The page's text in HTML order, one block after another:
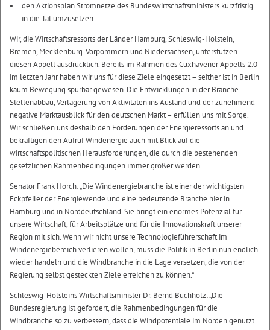
den Aktionsplan Stromnetze des Bundeswirtschaftsministers kurzfristig
in die Tat umzusetzen.
Wir, die Wirtschaftsressorts der Länder Hamburg, Schleswig-Holstein,
Bremen, Mecklenburg-Vorpommern und Niedersachsen, unterstützen
diesen Appell ausdrücklich. Bereits im Rahmen des Cuxhavener Appells 2.0
im letzten Jahr haben wir uns für diese Ziele eingesetzt – seither ist in Berlin
kaum Bewegung spürbar gewesen. Die Entwicklungen in der Branche –
Stellenabbau, Verlagerung von Aktivitäten ins Ausland und der zunehmend
negative Marktausblick für den deutschen Markt – erfüllen uns mit Sorge.
Wir schließen uns deshalb den Forderungen der Energieressorts an und
bekräftigen den Aufruf Windenergie auch mit Blick auf die
wirtschaftspolitischen Herausforderungen, die durch die bestehenden
gesetzlichen Rahmenbedingungen immer größer werden.
Senator Frank Horch: „Die Windenergiebranche ist einer der wichtigsten
Eckpfeiler der Energiewende und eine bedeutende Branche hier in
Hamburg und in Norddeutschland. Sie bringt ein enormes Potenzial für
unsere Wirtschaft, für Arbeitsplätze und für die Innovationskraft unserer
Region mit sich. Wenn wir nicht unsere Technologieführerschaft im
Windenergiebereich verlieren wollen, muss die Politik in Berlin nun endlich
wieder handeln und die Windbranche in die Lage versetzen, die von der
Regierung selbst gesteckten Ziele erreichen zu können.“
Schleswig-Holsteins Wirtschaftsminister Dr. Bernd Buchholz: „Die
Bundesregierung ist gefordert, die Rahmenbedingungen für die
Windbranche so zu verbessern, dass die Windpotentiale im Norden genutzt